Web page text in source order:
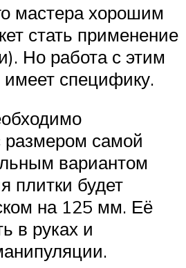
мастера хорошим
стать применение
Но работа с этим
специфику.
размером самой
вариантом
плитки будет
на 125 мм. Её
в руках и